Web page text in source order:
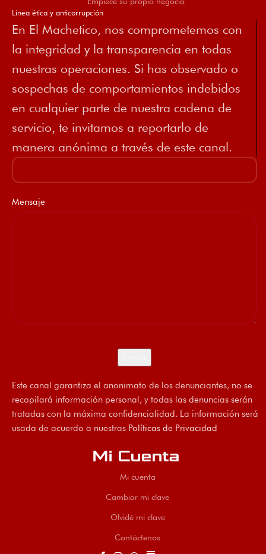
Línea ética y anticorrupción
En El Machetico, nos comprometemos con
la integridad y la transparencia en todas
nuestras operaciones. Si has observado o
sospechas de comportamientos indebidos
en cualquier parte de nuestra cadena de
servicio, te invitamos a reportarlo de
manera anónima a través de este canal.
Mensaje
Este canal garantiza el anonimato de los denunciantes, no se
recopilará información personal, y todas las denuncias serán
tratadas con la máxima confidencialidad. La información será
usada de acuerdo a nuestras Políticas de Privacidad
Mi Cuenta
Mi cuenta
Cambiar mi clave
Olvidé mi clave
Contáctenos